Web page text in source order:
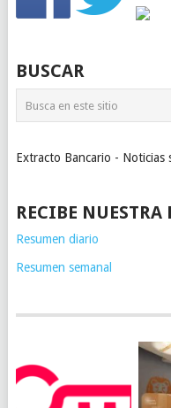
BUSCAR
Extracto Bancario - Noticias
RECIBE NUESTRA
Resumen diario
Resumen semanal